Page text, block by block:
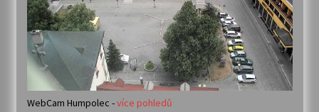
WebCam Humpolec -více pohledů